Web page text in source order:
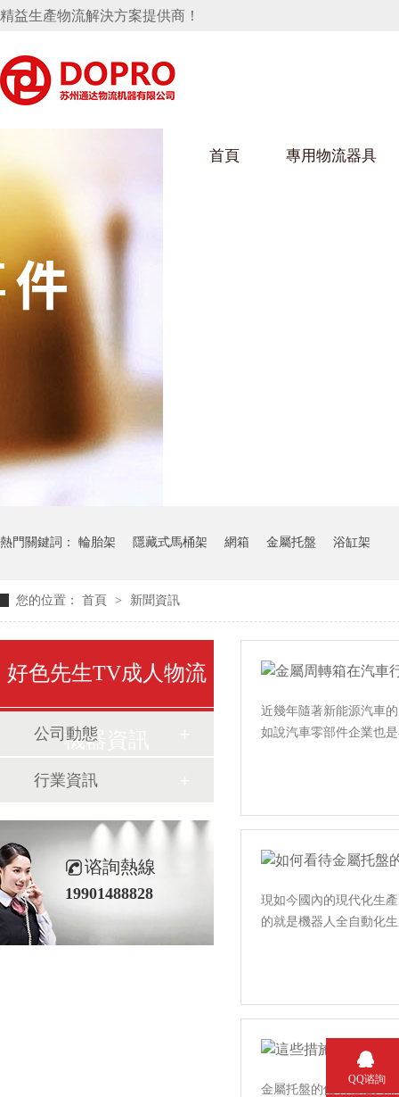
精益生產物流解決方案提供商！
首頁 專用物流器具
好色视频APP下载架
變速箱托盤
衝壓件料架
消聲器料架
手推車
氣瓶料架
隱藏式馬桶水箱支架
汽車行業
衛浴行業
熱門關鍵詞： 輪胎架 隱藏式馬桶架 網箱 金屬托盤 浴缸架
您的位置： 首頁 > 新聞資訊
近幾年隨著新能源汽車的
如說汽車零部件企業也是
現如今國內的現代化生產
的就是機器人全自動化生
金屬托盤的優勢相信大部
好色先生TV成人物流
機器資訊
公司動態
行業資訊
谘詢熱線
19901488828
QQ谘詢